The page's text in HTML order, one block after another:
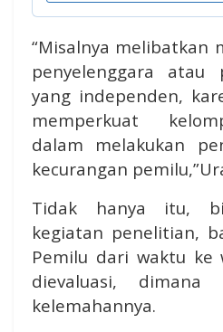
“Misalnya melibatkan
penyelenggara atau
yang independen,
memperkuat
dalam melakukan
kecurangan
Tidak hanya itu,
kegiatan penelitian,
Pemilu dari waktu ke
dievaluasi, dimana
kelemahannya.